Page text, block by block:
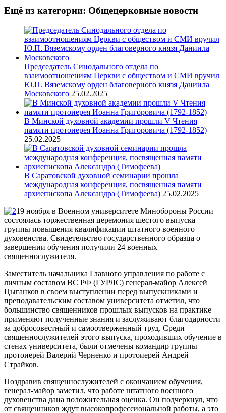
Ещё из категории: Общецерковные новости
Председатель Синодального отдела по
взаимоотношениям Церкви с обществом и СМИ вручил
Ю.П. Вяземскому орден благоверного князя Даниила
Московского 25.02.2025
В Минской духовной академии прошли V Чтения
памяти протоиерея Иоанна Григоровича (1792-1852)
25.02.2025
В Саратовской духовной семинарии прошла
международная конференция, посвященная памяти
архиепископа Александра (Тимофеева) 25.02.2025
19 ноября в Военном университете Минобороны России
состоялась торжественная церемония шестого выпуска
группы повышения квалификации штатного военного
духовенства. Свидетельство государственного образца о
завершении обучения получили 24 военных
священнослужителя.
Заместитель начальника Главного управления по работе с
личным составом ВС РФ (ГУРЛС) генерал-майор Алексей
Цыганков в своем выступлении перед выпускниками и
преподавательским составом университета отметил, что
большинство священников прошлых выпусков на практике
применяют полученные знания и заслуживают благодарности
за добросовестный и самоотверженный труд. Среди
священнослужителей этого выпуска, проходивших обучение в
стенах университета, были отмечены командир группы
протоиерей Валерий Черненко и протоиерей Андрей
Страйков.
Поздравив священнослужителей с окончанием обучения,
генерал-майор заметил, что работе штатного военного
духовенства дана положительная оценка. Он подчеркнул, что
от священников ждут высокопрофессиональной работы, а это